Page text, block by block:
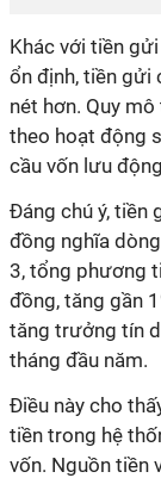
Khác với tiền
ổn định, tiền gửi
nét hơn. Quy
theo hoạt động
cầu vốn lưu
Đáng chú ý, tiền
đồng nghĩa
3, tổng phương
đồng, tăng gần
tăng trưởng tín
tháng đầu năm.
Điều này cho
tiền trong hệ
vốn. Nguồn tiền